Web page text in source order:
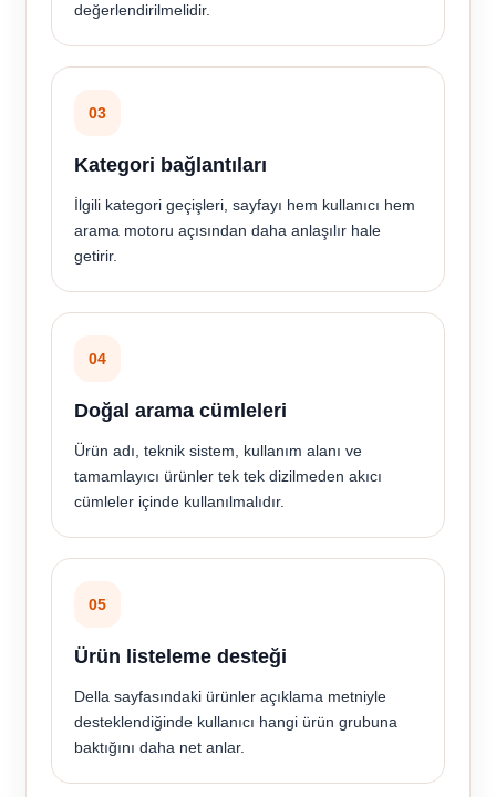
değerlendirilmelidir.
03
Kategori bağlantıları
İlgili kategori geçişleri, sayfayı hem kullanıcı hem
arama motoru açısından daha anlaşılır hale
getirir.
04
Doğal arama cümleleri
Ürün adı, teknik sistem, kullanım alanı ve
tamamlayıcı ürünler tek tek dizilmeden akıcı
cümleler içinde kullanılmalıdır.
05
Ürün listeleme desteği
Della sayfasındaki ürünler açıklama metniyle
desteklendiğinde kullanıcı hangi ürün grubuna
baktığını daha net anlar.